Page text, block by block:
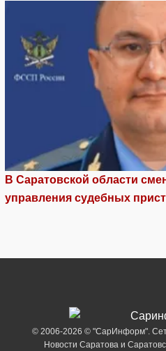
В Саратовской области
управления судебных
© 2006-2026 © "СарИнформ".
Новости Саратова и